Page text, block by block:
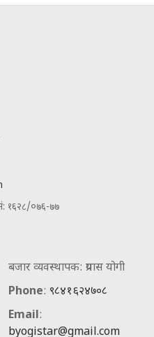
१६२८/०७६-७७
बजार व्यवस्थापक: प्रयास योगी
Phone: ९८४१६२४७०८
Email:
byogistar@gmail.com